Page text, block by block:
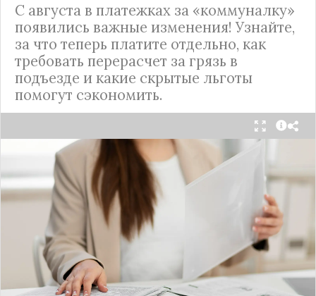
С августа в платежках за «коммуналку»
появились важные изменения! Узнайте,
за что теперь платите отдельно, как
требовать перерасчет за грязь в
подъезде и какие скрытые льготы
помогут сэкономить.
С 1 августа в квитанциях за жилищно-
коммунальные услуги введено важное
новшество. Как поясняет автор канала "ВЗО
ProДеньги", теперь уборка мест общего
пользования (МОП) выделена в отдельную
строку. Это дает жильцам четкое понимание, за
что именно они платят.
Новые нормы строго регламентируют частоту
уборки: мытье полов и лестниц должно
проводиться несколько раз в неделю, удаление